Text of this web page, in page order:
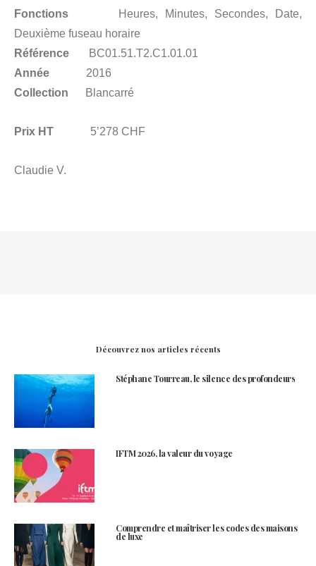
Fonctions
Heures, Minutes, Secondes, Date,
Deuxième fuseau horaire
Référence
BC01.51.T2.C1.01.01
Année 2016
Collection
Blancarré
Prix HT 5’278 CHF
Claudie V.
Découvrez nos articles récents
Stéphane Tourreau, le silence des profondeurs
IFTM 2026, la valeur du voyage
Comprendre et maîtriser les codes des maisons
de luxe